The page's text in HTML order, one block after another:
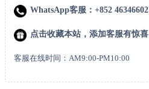
WhatsApp客服：+852 46346602
点击收藏本站，添加客服有惊喜
客服在线时间：AM9:00-PM10:00